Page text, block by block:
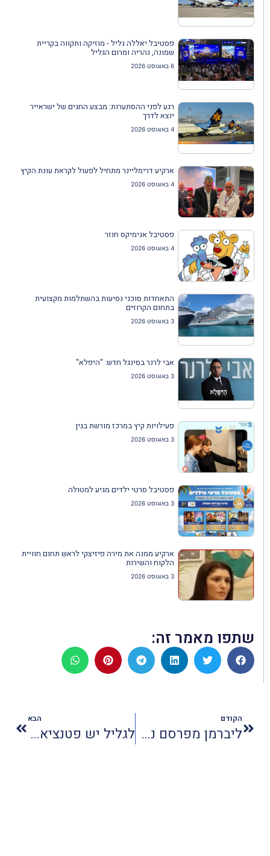
פסטיבל יאללה גליל - מוזיקה ותקווה בקריית
שמונה, נהריה ומרום הגליל
6 באוגוסט 2026
רגע לפני ההסתערות: מבצע החגים של ישראייר
יוצא לדרך
4 באוגוסט 2026
ארקיע דרימליינר מתחיל לפעול לקראת עונת הקיץ
4 באוגוסט 2026
פסטיבל אנימיקס חוזר
4 באוגוסט 2026
התאחדות סוכני נסיעות בהשתלמות מקצועית
בתחום הקרוזים
3 באוגוסט 2026
אבי לרנר בסינגל חדש: "היפלא"
3 באוגוסט 2026
פעילויות קיץ במרכז מורשת בגין
3 באוגוסט 2026
פסטיבל סרטי ילדים מגיע למטולה
3 באוגוסט 2026
ארקיע ממנה את מירה פיזיצקי לראש תחום חוויית
הלקוח והשירות
3 באוגוסט 2026
שתפו מאמר זה:
הקודם
ליברמן מפרסם נתונים שקריים
הבא
לגליל יש פטנציאל תיירות של 7 מיליארד שקלים